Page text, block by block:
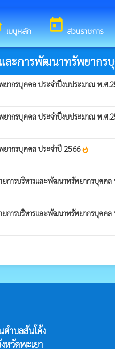
เมนูหลัก todayส่วนราชการ
ยินดีต้อนรับสู่เว็บไซต์ของ
ละการพัฒนาทรัพยากร
ยากรบุคคล ประจำปีงบประมาณ พ.ศ
ยากรบุคคล ประจำปีงบประมาณ พ.ศ
ยากรบุคคล ประจำปี 2566whatshot
ายการบริหารและพัฒนาทรัพยากรบุค
ายการบริหารและพัฒนาทรัพยากรบุค
ตำบลสันโค้ง
หวัดพะเยา